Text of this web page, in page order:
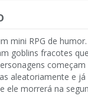
mini RPG de
goblins fracotes
aleatoriamente e
ele morrerá na